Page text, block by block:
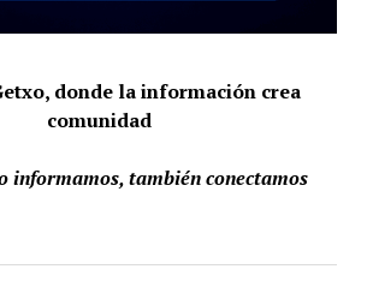
donde la información crea
comunidad
informamos, también conectamos